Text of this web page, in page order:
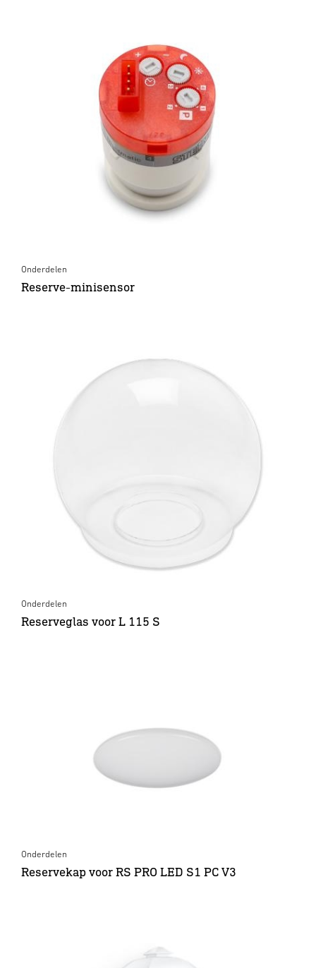
Onderdelen
Reserve-minisensor
Onderdelen
Reserveglas voor L 115 S
Onderdelen
Reservekap voor RS PRO LED S1 PC V3